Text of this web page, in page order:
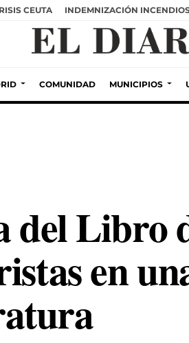
CEUTA INDEMNIZACIÓN
COMUNIDAD MUNICIPIOS
del Libro
en